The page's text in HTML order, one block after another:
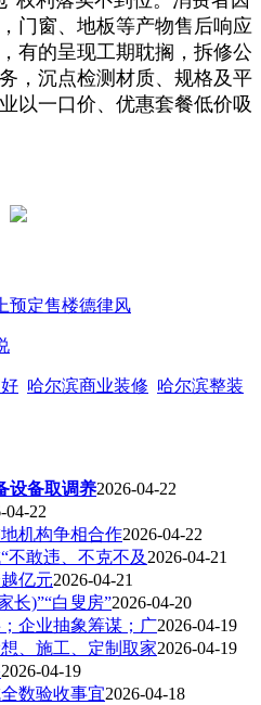
门窗、地板等产物售后响应
有的呈现工期耽搁，拆修公
，沉点检测材质、规格及平
以一口价、优惠套餐低价吸
预定售楼德律风
哈尔滨商业装修 哈尔滨整装
设备取调养2026-04-22
04-22
机构争相合作2026-04-22
不敢违、不克不及 2026-04-21
亿元2026-04-21
长)”“白叟房”2026-04-20
企业抽象筹谋；广2026-04-19
、施工、定制取家2026-04-19
2026-04-19
数验收事宜2026-04-18